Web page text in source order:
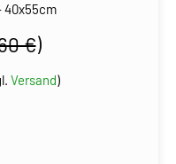
40x55cm
€)
Versand)